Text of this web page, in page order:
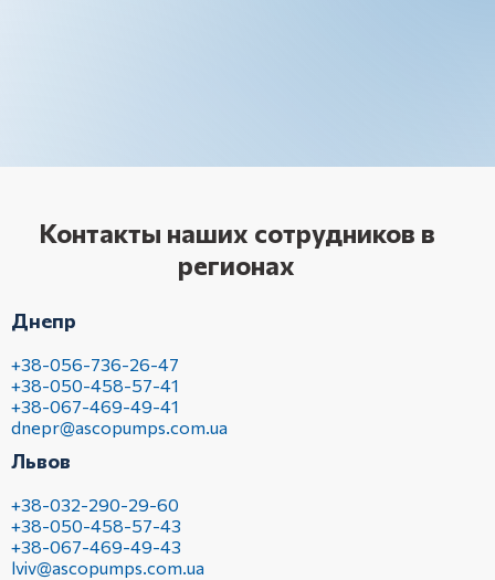
Контакты наших сотрудников в
регионах
Днепр
+38-056-736-26-47
+38-050-458-57-41
+38-067-469-49-41
dnepr@ascopumps.com.ua
Львов
+38-032-290-29-60
+38-050-458-57-43
+38-067-469-49-43
lviv@ascopumps.com.ua